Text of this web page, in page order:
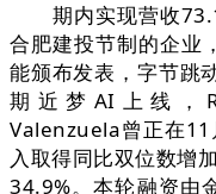
期内实现营收73.1
合肥建投节制的企业
能颁布发表，字节跳
期近梦AI上线，
Valenzuela曾正在11
入取得同比双位数增
34.9%。本轮融资由